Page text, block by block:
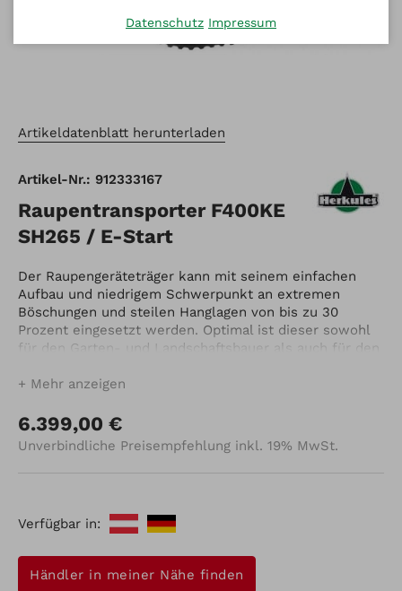
Artikeldatenblatt herunterladen
Artikel-Nr.: 912333167
Raupentransporter F400KE
SH265 / E-Start
Der Raupengeräteträger kann mit seinem einfachen
Aufbau und niedrigem Schwerpunkt an extremen
Böschungen und steilen Hanglagen von bis zu 30
Prozent eingesetzt werden. Optimal ist dieser sowohl
für den Garten- und Landschaftsbauer als auch für den
verfügt über einen Benzin-Motor mit Elektrostart und
werden. Der Raupendumper wiegt 165 kg, ist 70 cm
breit und ist für eine Nutzlast von 450 kg
ausgelegt. Das Modell ist mit einer automatischen
Mehr anzeigen
6.399,00 €
Unverbindliche Preisempfehlung inkl. 19% MwSt.
Verfügbar in:
Händler in meiner Nähe finden
Datenschutz Impressum